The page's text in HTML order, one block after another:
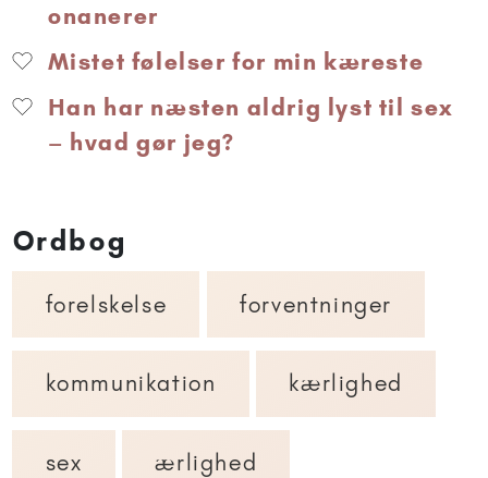
onanerer
Mistet følelser for min kæreste
Han har næsten aldrig lyst til sex
– hvad gør jeg?
Ordbog
forelskelse forventninger
kommunikation kærlighed
sex ærlighed